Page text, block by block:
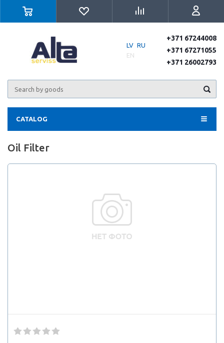
LV RU
EN
+371 67244008
+371 67271055
+371 26002793
CATALOG
Oil Filter